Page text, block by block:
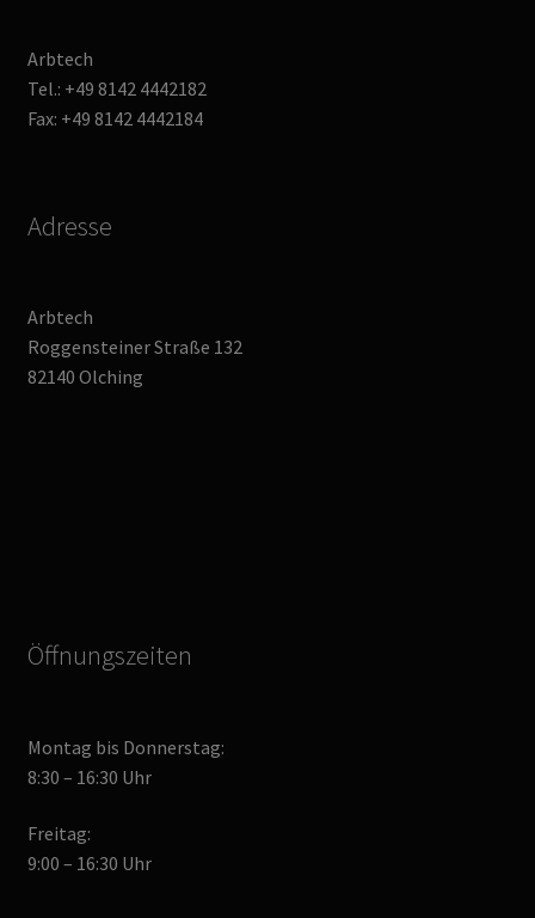
Arbtech
Tel.: +49 8142 4442182
Fax: +49 8142 4442184
Adresse
Arbtech
Roggensteiner Straße 132
82140 Olching
Öffnungszeiten
Montag bis Donnerstag:
8:30 – 16:30 Uhr
Freitag:
9:00 – 16:30 Uhr